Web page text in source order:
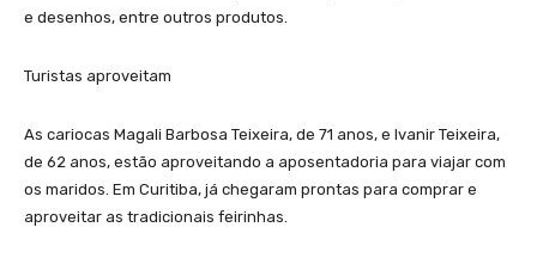
e desenhos, entre outros produtos.
Turistas aproveitam
As cariocas Magali Barbosa Teixeira, de 71 anos, e Ivanir Teixeira,
de 62 anos, estão aproveitando a aposentadoria para viajar com
os maridos. Em Curitiba, já chegaram prontas para comprar e
aproveitar as tradicionais feirinhas.